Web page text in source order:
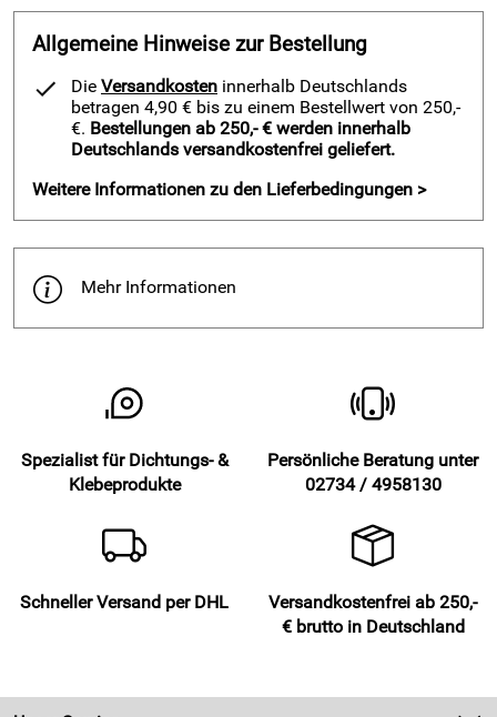
Allgemeine Hinweise zur Bestellung
Die Versandkosten innerhalb Deutschlands
betragen 4,90 € bis zu einem Bestellwert von 250,-
€. Bestellungen ab 250,- € werden innerhalb
Deutschlands versandkostenfrei geliefert.
Weitere Informationen zu den Lieferbedingungen >
Mehr Informationen
Spezialist für Dichtungs- &
Klebeprodukte
Persönliche Beratung unter
02734 / 4958130
Schneller Versand per DHL
Versandkostenfrei ab 250,-
€ brutto in Deutschland